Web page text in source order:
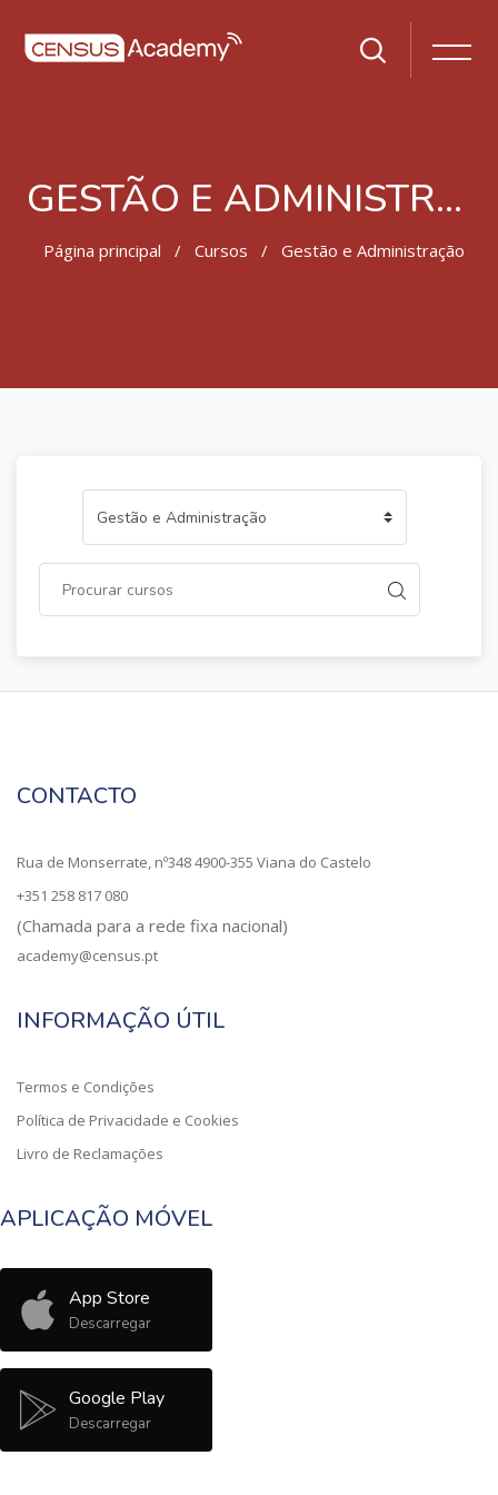
GESTÃO E ADMINISTRAÇÃO
Página principal Cursos Gestão e Administração
CONTACTO
Rua de Monserrate, nº348 4900-355 Viana do Castelo
+351 258 817 080
(Chamada para a rede fixa nacional)
academy@census.pt
INFORMAÇÃO ÚTIL
Termos e Condições
Política de Privacidade e Cookies
Livro de Reclamações
APLICAÇÃO MÓVEL
App Store
Descarregar
Google Play
Descarregar